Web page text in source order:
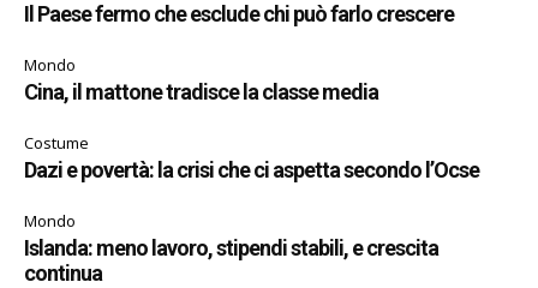
Il Paese fermo che esclude chi può farlo crescere
Mondo
Cina, il mattone tradisce la classe media
Costume
Dazi e povertà: la crisi che ci aspetta secondo l’Ocse
Mondo
Islanda: meno lavoro, stipendi stabili, e crescita
continua